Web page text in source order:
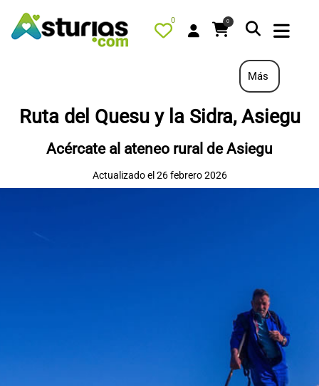
0 0
QUÉ HACER
ALOJAMIENTOS
Más
Ruta del Quesu y la Sidra, Asiegu
Acércate al ateneo rural de Asiegu
Actualizado el 26 febrero 2026